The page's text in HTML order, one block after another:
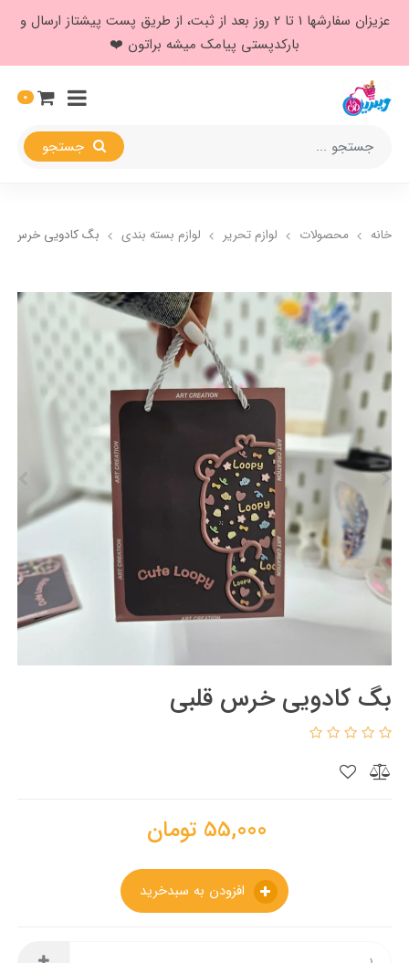
عزیزان سفارشها ۱ تا ۲ روز بعد از ثبت، از طریق پست پیشتاز ارسال و
بارکدپستی پیامک میشه براتون ❤️
0
خانه محصولات لوازم تحریر لوازم بسته بندی بگ کادویی خرس
بگ کادویی خرس قلبی
55,000 تومان